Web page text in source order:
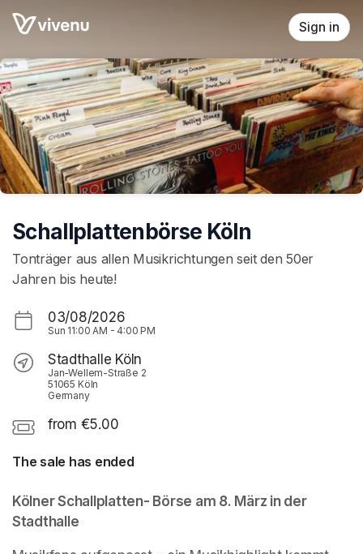
Skip header
Sign in
Schallplattenbörse Köln
Tonträger aus allen Musikrichtungen seit den 50er
Jahren bis heute!
03/08/2026
Sun 11:00 AM - 4:00 PM
Stadthalle Köln
Jan-Wellem-Straße 2
51065 Köln
Germany
from €5.00
The sale has ended
Kölner Schallplatten- Börse am 8. März in der
Stadthalle